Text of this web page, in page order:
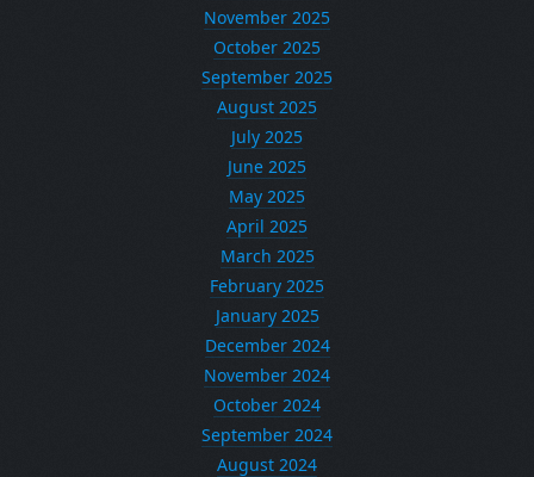
November 2025
October 2025
September 2025
August 2025
July 2025
June 2025
May 2025
April 2025
March 2025
February 2025
January 2025
December 2024
November 2024
October 2024
September 2024
August 2024